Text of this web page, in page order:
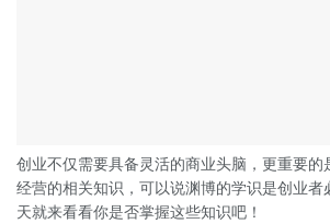
创业不仅需要具备灵活的商业头脑，更重要的
经营的相关知识，可以说渊博的学识是创业者
天就来看看你是否掌握这些知识吧！